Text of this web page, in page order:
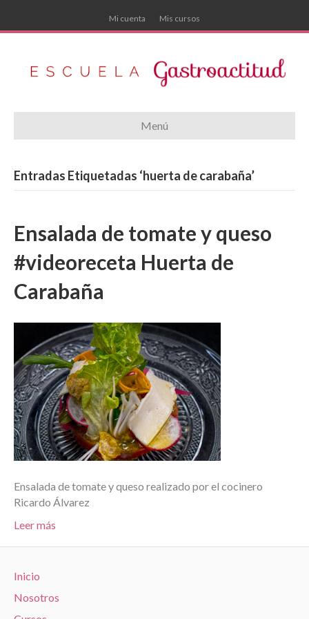
Mi cuenta Mis cursos
Menú
Entradas Etiquetadas ‘huerta de carabaña’
Ensalada de tomate y queso
#videoreceta Huerta de
Carabaña
Ensalada de tomate y queso realizado por el cocinero
Ricardo Álvarez
Leer más
Inicio
Nosotros